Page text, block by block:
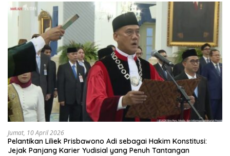
Jumat, 10 April 2026
Pelantikan Liliek Prisbawono Adi sebagai Hakim Konstitusi:
Jejak Panjang Karier Yudisial yang Penuh Tantangan